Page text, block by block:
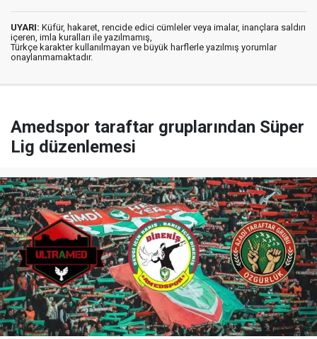
UYARI: Küfür, hakaret, rencide edici cümleler veya imalar, inançlara saldırı
içeren, imla kuralları ile yazılmamış,
Türkçe karakter kullanılmayan ve büyük harflerle yazılmış yorumlar
onaylanmamaktadır.
Amedspor taraftar gruplarından Süper
Lig düzenlemesi